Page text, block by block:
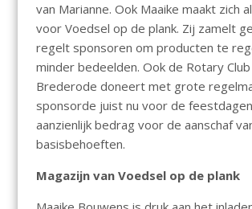
van Marianne. Ook Maaike maakt zich
voor Voedsel op de plank. Zij zamelt
regelt sponsoren om producten te
minder bedeelden. Ook de Rotary
Brederode doneert met grote
sponsorde juist nu voor de
aanzienlijk bedrag voor de aanschaf
basisbehoeften.
Magazijn van Voedsel op de plank